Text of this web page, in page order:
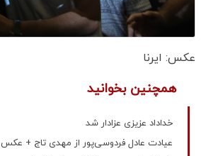
عکس: ایرنا
همچنین بخوانید
خداداد عزیزی عزادار شد
عیادت عادل فردوسی‌پور از مهدی تاج + عکس